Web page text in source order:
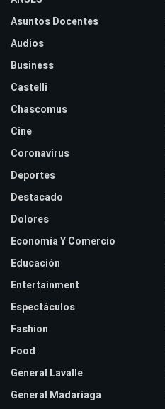
Asuntos Docentes
Audios
Business
Castelli
Chascomus
Cine
Coronavirus
Deportes
Destacado
Dolores
Economía Y Comercio
Educación
Entertainment
Espectáculos
Fashion
Food
General Lavalle
General Madariaga